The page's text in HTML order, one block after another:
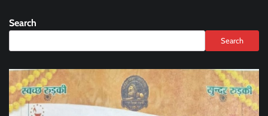
Search
Search